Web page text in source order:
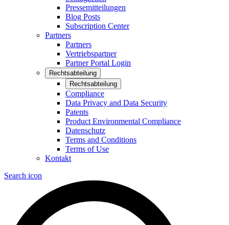
Pressemitteilungen
Blog Posts
Subscription Center
Partners
Partners
Vertriebspartner
Partner Portal Login
Rechtsabteilung
Rechtsabteilung
Compliance
Data Privacy and Data Security
Patents
Product Environmental Compliance
Datenschutz
Terms and Conditions
Terms of Use
Kontakt
Search icon